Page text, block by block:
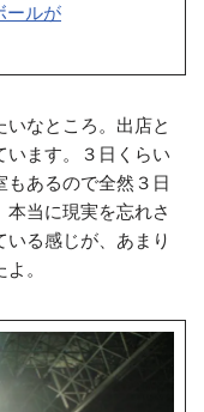
ールが
なところ。出店と
います。３日くらい
あるので全然３日
当に現実を忘れさ
る感じが、あまり
。